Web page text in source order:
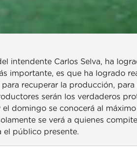
intendente Carlos Selva, ha
importante, es que ha logrado
recuperar la producción,
serán los verdaderos
domingo se conocerá al
se verá a quienes
el público presente.